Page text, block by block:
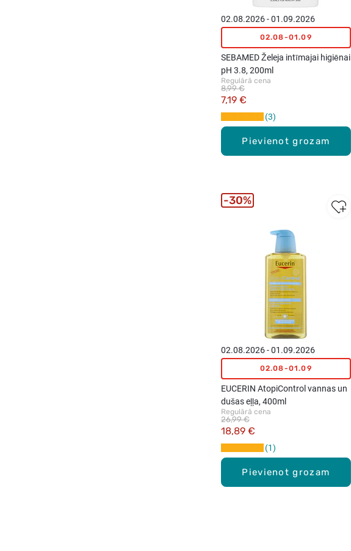
Pievienot grozam
02.08.2026 - 01.09.2026
02.08-01.09
SEBAMED Želeja intīmajai higiēnai
pH 3.8, 200ml
Regulārā cena
7,19 €
8,99 €
3
Pievienot grozam
02.08.2026 - 01.09.2026
02.08-01.09
EUCERIN AtopiControl vannas un
dušas eļļa, 400ml
Regulārā cena
18,89 €
26,99 €
1
30%